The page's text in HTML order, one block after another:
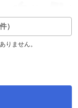
）
りません。